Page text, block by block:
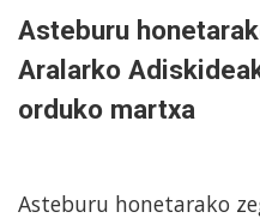
Asteburu
Aralarko
orduko martxa
Asteburu honetarako